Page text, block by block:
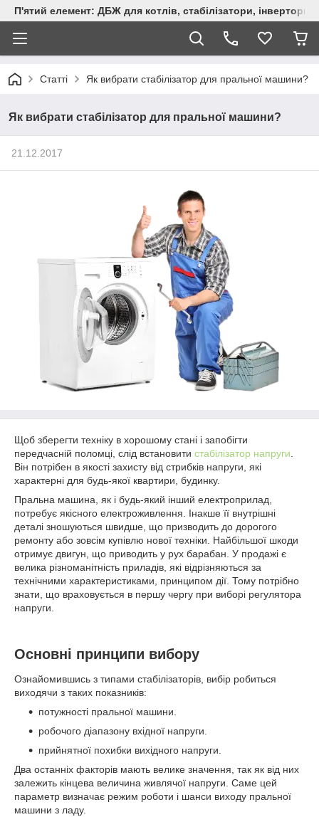
П'ятий елемент: ДБЖ для котлів, стабілізатори, інвертори,
Статті Як вибрати стабілізатор для пральної машини?
Як вибрати стабілізатор для пральної машини?
21.12.2017
Щоб зберегти техніку в хорошому стані і запобігти
передчасній поломці, слід встановити стабілізатор напруги
Він потрібен в якості захисту від стрибків напруги, які
характерні для будь-якої квартири, будинку.
Пральна машина, як і будь-який інший електроприлад,
потребує якісного електроживлення. Інакше її внутрішні
деталі зношуються швидше, що призводить до дорогого
ремонту або зовсім купівлю нової техніки. Найбільшої шкоди
отримує двигун, що приводить у рух барабан. У продажі є
велика різноманітність приладів, які відрізняються за
технічними характеристиками, принципом дії. Тому потрібно
знати, що враховується в першу чергу при виборі регулятора
напруги.
Основні принципи вибору
Ознайомившись з типами стабілізаторів, вибір робиться
виходячи з таких показників:
потужності пральної машини.
робочого діапазону вхідної напруги.
прийнятної похибки вихідного напруги.
Два останніх факторів мають велике значення, так як від них
залежить кінцева величина живлячої напруги. Саме цей
параметр визначає режим роботи і шанси виходу пральної
машини з ладу.